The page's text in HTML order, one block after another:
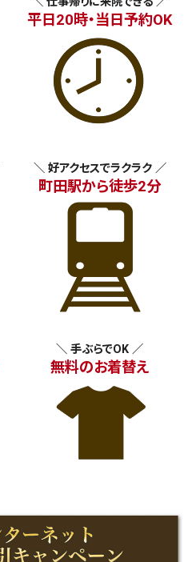
平日20時・当日予約OK
＼ 好アクセスでラクラク ／
町田駅から徒歩2分
＼ 手ぶらでOK ／
無料のお着替え